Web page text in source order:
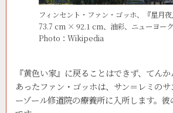
フィンセント・ファン・ゴッホ、『星月夜
73.7 cm × 92.1 cm、油彩、ニューヨー
Photo：Wikipedia
『黄色い家』に戻ることはできず、てん
あったファン・ゴッホは、サン＝レミの
ーゾール修道院の療養所に入所します。